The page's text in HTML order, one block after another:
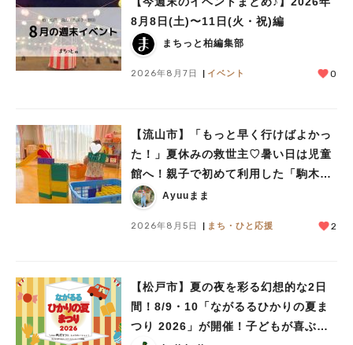
8月8日(土)〜11日(火・祝)編
まちっと柏編集部
2026年8月7日 イベント 0
【流山市】「もっと早く行けばよかっ
た！」夏休みの救世主♡暑い日は児童
館へ！親子で初めて利用した「駒木台
児童館」レポート
Ayuuまま
2026年8月5日 まち・ひと応援 2
【松戸市】夏の夜を彩る幻想的な2日
間！8/9・10「ながるるひかりの夏ま
つり 2026」が開催！子どもが喜ぶワ